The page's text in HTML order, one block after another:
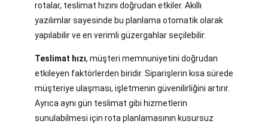
rotalar, teslimat hızını doğrudan etkiler. Akıllı
yazılımlar sayesinde bu planlama otomatik olarak
yapılabilir ve en verimli güzergahlar seçilebilir.
Teslimat hızı, müşteri memnuniyetini doğrudan
etkileyen faktörlerden biridir. Siparişlerin kısa sürede
müşteriye ulaşması, işletmenin güvenilirliğini artırır.
Ayrıca aynı gün teslimat gibi hizmetlerin
sunulabilmesi için rota planlamasının kusursuz